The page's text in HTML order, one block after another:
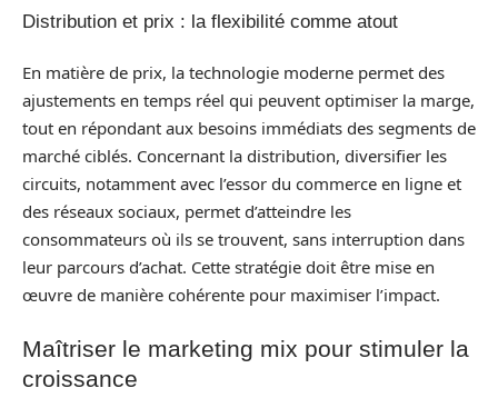
Distribution et prix : la flexibilité comme atout
En matière de prix, la technologie moderne permet des
ajustements en temps réel qui peuvent optimiser la marge,
tout en répondant aux besoins immédiats des segments de
marché ciblés. Concernant la distribution, diversifier les
circuits, notamment avec l’essor du commerce en ligne et
des réseaux sociaux, permet d’atteindre les
consommateurs où ils se trouvent, sans interruption dans
leur parcours d’achat. Cette stratégie doit être mise en
œuvre de manière cohérente pour maximiser l’impact.
Maîtriser le marketing mix pour stimuler la
croissance